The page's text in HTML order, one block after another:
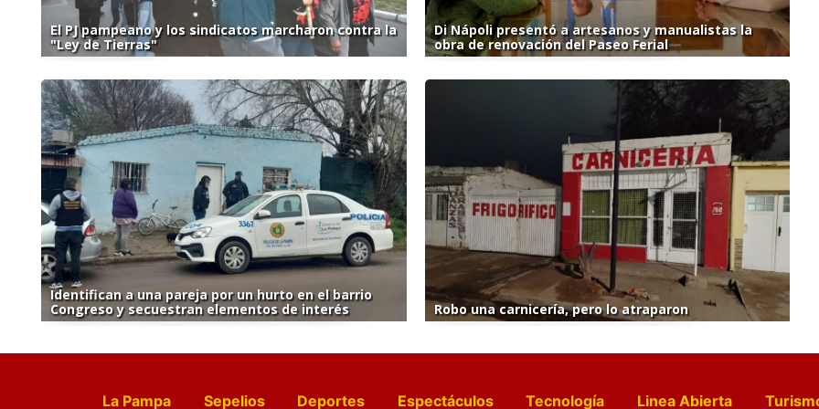
El PJ pampeano y los sindicatos marcharon contra la
"Ley de Tierras"
Di Nápoli presentó a artesanos y manualistas la
obra de renovación del Paseo Ferial
Identifican a una pareja por un hurto en el barrio
Congreso y secuestran elementos de interés
Robo una carnicería, pero lo atraparon
La Pampa Sepelios Deportes Espectáculos Tecnología Linea Abierta